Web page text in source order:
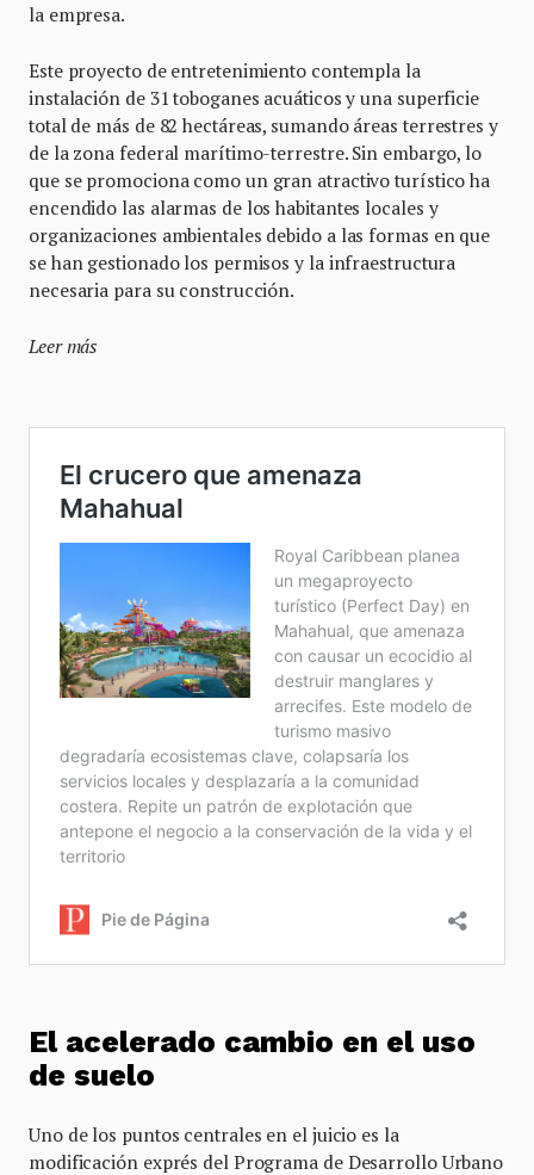
la empresa.
Este proyecto de entretenimiento contempla la
instalación de 31 toboganes acuáticos y una superficie
total de más de 82 hectáreas, sumando áreas terrestres y
de la zona federal marítimo-terrestre. Sin embargo, lo
que se promociona como un gran atractivo turístico ha
encendido las alarmas de los habitantes locales y
organizaciones ambientales debido a las formas en que
se han gestionado los permisos y la infraestructura
necesaria para su construcción.
Leer más
El acelerado cambio en el uso
de suelo
Uno de los puntos centrales en el juicio es la
modificación exprés del Programa de Desarrollo Urbano